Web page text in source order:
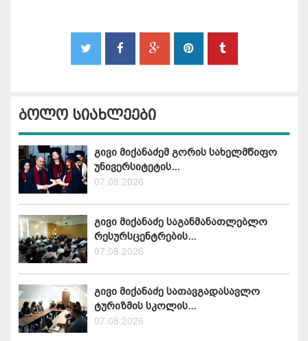
ბოლო სიახლეები
გივი მიქანაძემ გორის სახელმწიფო
უნივერსიტეტის...
07.08.2026
გივი მიქანაძე საგანმანათლებლო
რესურსცენტრების...
07.08.2026
გივი მიქანაძე სათავგადასავლო
ტურიზმის სკოლის...
07.08.2026